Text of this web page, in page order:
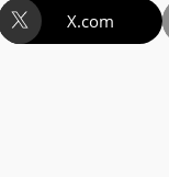
X.com